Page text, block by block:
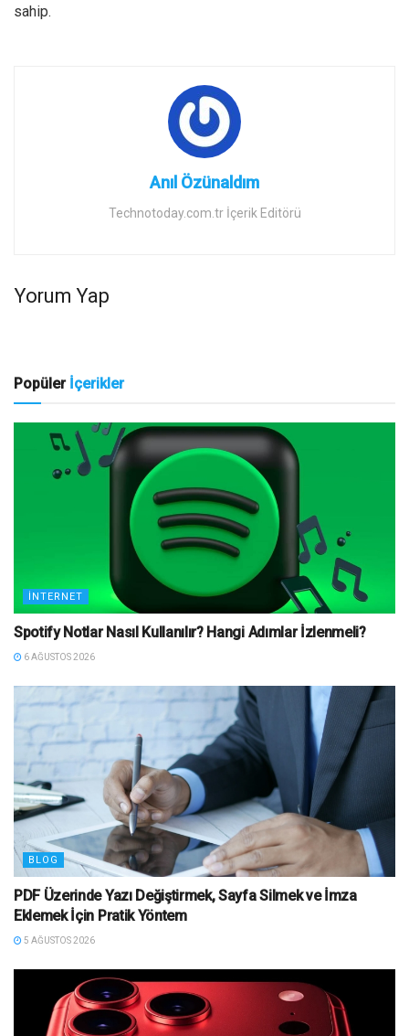
sahip.
Anıl Özünaldım
Technotoday.com.tr İçerik Editörü
Yorum Yap
Popüler İçerikler
İNTERNET
Spotify Notlar Nasıl Kullanılır? Hangi Adımlar İzlenmeli?
6 AĞUSTOS 2026
BLOG
PDF Üzerinde Yazı Değiştirmek, Sayfa Silmek ve İmza
Eklemek İçin Pratik Yöntem
5 AĞUSTOS 2026